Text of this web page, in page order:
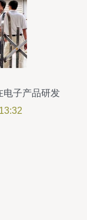
电子产品研发